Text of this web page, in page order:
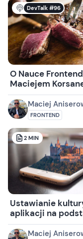
DevTalk #96
O Nauce
Maciejem
Maciej
FRONTEND
2 MIN
Ustawianie
aplikacji na
preferencji
przeglądarki
Maciej